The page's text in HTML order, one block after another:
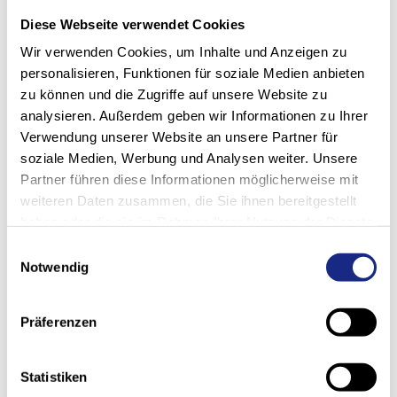
Diese Webseite verwendet Cookies
Wir verwenden Cookies, um Inhalte und Anzeigen zu
personalisieren, Funktionen für soziale Medien anbieten
zu können und die Zugriffe auf unsere Website zu
analysieren. Außerdem geben wir Informationen zu Ihrer
Verwendung unserer Website an unsere Partner für
soziale Medien, Werbung und Analysen weiter. Unsere
Partner führen diese Informationen möglicherweise mit
weiteren Daten zusammen, die Sie ihnen bereitgestellt
Notwendig
Präferenzen
Statistiken
+41 61 705 81 11
Onze specialisten staan snel en betrouwbaar ter
plaatse voor u klaar. Als onderdeel van onze
onderhoudsroutines vervangen we graag onderdelen
of voeren we kleine reparaties ter plaatse uit in overleg
met u. Indien nodig kun je verdere werkzaamheden
met hen plannen en, indien nodig, de bijbehorende
We komen zelf naar je toe - of brengen je graag in
contact met de juiste contactpersoon.
Voor grotere reparaties en producten op maat staat
werkzaamheden gebeurt altijd in nauwe samenwerking